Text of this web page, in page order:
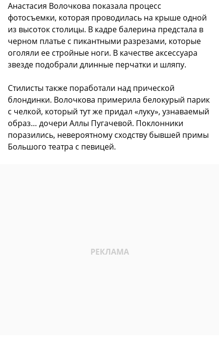
Анастасия Волочкова показала процесс
фотосъемки, которая проводилась на крыше одной
из высоток столицы. В кадре балерина предстала в
черном платье с пикантными разрезами, которые
оголяли ее стройные ноги. В качестве аксессуара
звезде подобрали длинные перчатки и шляпу.
Стилисты также поработали над прической
блондинки. Волочкова примерила белокурый парик
с челкой, который тут же придал «луку», узнаваемый
образ… дочери Аллы Пугачевой. Поклонники
поразились, невероятному сходству бывшей примы
Большого театра с певицей.